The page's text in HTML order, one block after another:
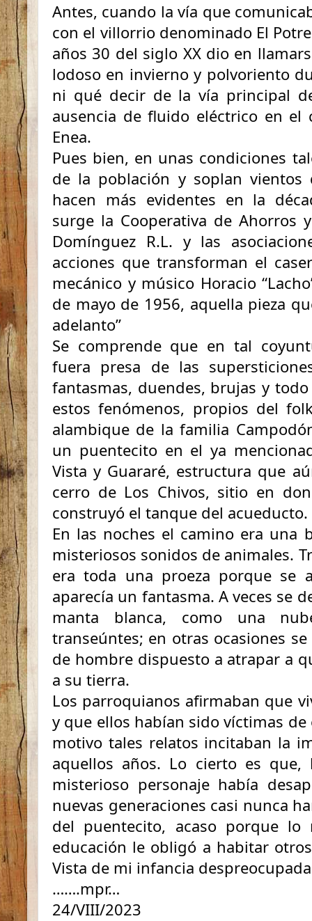
Antes, cuando la vía que
con el villorrio denominado El
años 30 del siglo XX dio en
lodoso en invierno y polvoriento
ni qué decir de la vía principal
ausencia de fluido eléctrico en el
Enea.
Pues bien, en unas condiciones
de la población y soplan vientos
hacen más evidentes en la
surge la Cooperativa de Ahorros
Domínguez R.L. y las
acciones que transforman el
mecánico y músico Horacio
de mayo de 1956, aquella pieza
adelanto”
Se comprende que en tal
fuera presa de las
fantasmas, duendes, brujas y
estos fenómenos, propios del
alambique de la familia
un puentecito en el ya
Vista y Guararé, estructura que
cerro de Los Chivos, sitio en
construyó el tanque del acueducto.
En las noches el camino era una
misteriosos sonidos de animales.
era toda una proeza porque se
aparecía un fantasma. A veces se
manta blanca, como una
transeúntes; en otras ocasiones
de hombre dispuesto a atrapar a
a su tierra.
Los parroquianos afirmaban que
y que ellos habían sido víctimas de
motivo tales relatos incitaban la
aquellos años. Lo cierto es que,
misterioso personaje había
nuevas generaciones casi nunca
del puentecito, acaso porque
educación le obligó a habitar
Vista de mi infancia
…….mpr…
24/VIII/2023